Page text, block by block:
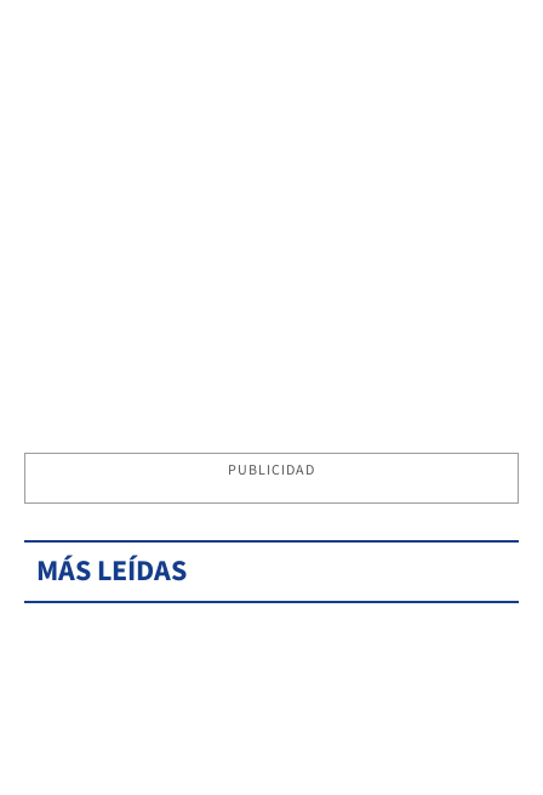
PUBLICIDAD
MÁS LEÍDAS